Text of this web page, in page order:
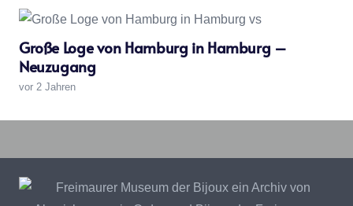
Große Loge von Hamburg in Hamburg –
Neuzugang
vor 2 Jahren
Vollendung